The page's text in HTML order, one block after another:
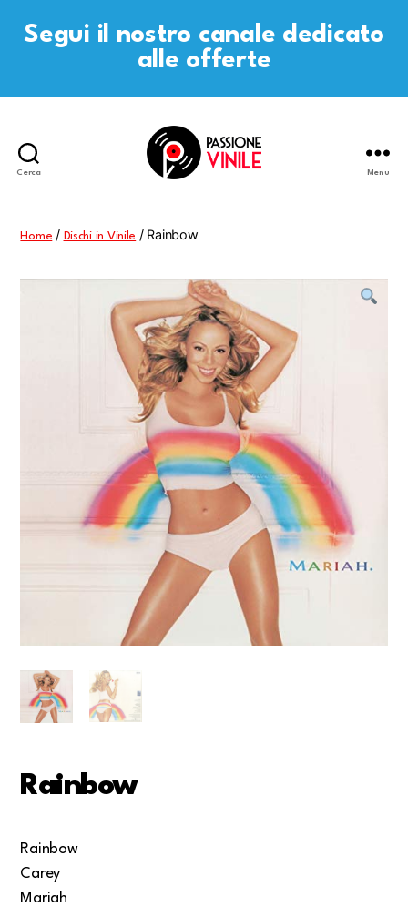
Segui il nostro canale dedicato
alle offerte
Cerca Menu
Home / Dischi in Vinile / Rainbow
Rainbow
Rainbow
Carey
Mariah